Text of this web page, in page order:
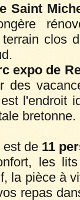
Saint
clos
expo de
est l'endroit
bretonne.
est de 11
les
la pièce à
repas